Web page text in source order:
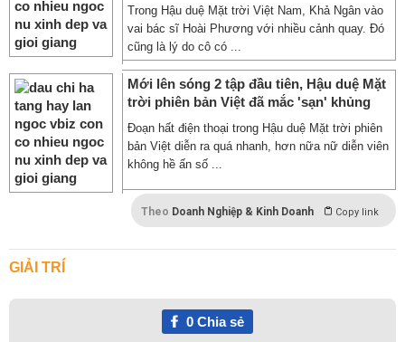
Trong Hậu duệ Mặt trời Việt Nam, Khả Ngân vào
vai bác sĩ Hoài Phương với nhiều cảnh quay. Đó
cũng là lý do cô có ...
Mới lên sóng 2 tập đầu tiên, Hậu duệ Mặt
trời phiên bản Việt đã mắc 'sạn' khủng
Đoạn hất điện thoại trong Hậu duệ Mặt trời phiên
bản Việt diễn ra quá nhanh, hơn nữa nữ diễn viên
không hề ấn số ...
Theo Doanh Nghiệp & Kinh Doanh Copy link
GIẢI TRÍ
0Chia sẻ